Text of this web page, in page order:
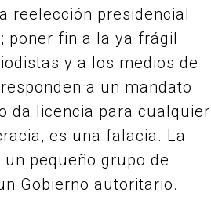
reelección presidencial
poner fin a la ya frágil
y a los medios de
a un mandato
da licencia para cualquier
es una falacia. La
pequeño grupo de
Gobierno autoritario.